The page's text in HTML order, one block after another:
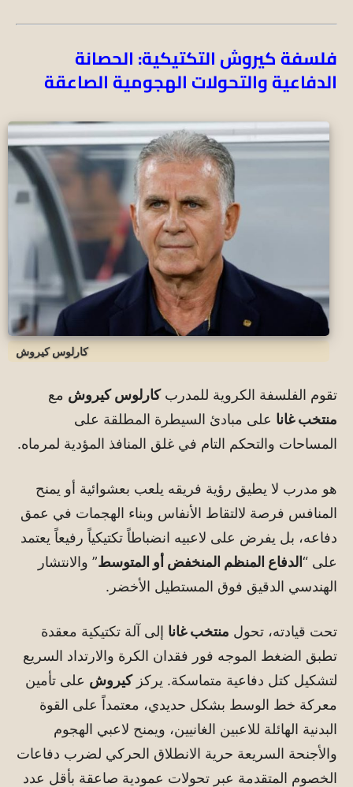
فلسفة كيروش التكتيكية: الحصانة
الدفاعية والتحولات الهجومية الصاعقة
كارلوس كيروش
تقوم الفلسفة الكروية للمدربكارلوس كيروش مع
منتخب غانا على مبادئ السيطرة المطلقة على
المساحات والتحكم التام في غلق المنافذ المؤدية لمرماه.
هو مدرب لا يطيق رؤية فريقه يلعب بعشوائية أو يمنح
المنافس فرصة لالتقاط الأنفاس وبناء الهجمات في عمق
دفاعه، بل يفرض على لاعبيه انضباطاً تكتيكياً رفيعاً يعتمد
على “الدفاع المنظم المنخفض أو المتوسط” والانتشار
الهندسي الدقيق فوق المستطيل الأخضر.
تحت قيادته، تحول منتخب غانا إلى آلة تكتيكية معقدة
تطبق الضغط الموجه فور فقدان الكرة والارتداد السريع
لتشكيل كتل دفاعية متماسكة. يركزكيروش على تأمين
معركة خط الوسط بشكل حديدي، معتمداً على القوة
البدنية الهائلة للاعبين الغانيين، ويمنح لاعبي الهجوم
والأجنحة السريعة حرية الانطلاق الحركي لضرب دفاعات
الخصوم المتقدمة عبر تحولات عمودية صاعقة بأقل عدد